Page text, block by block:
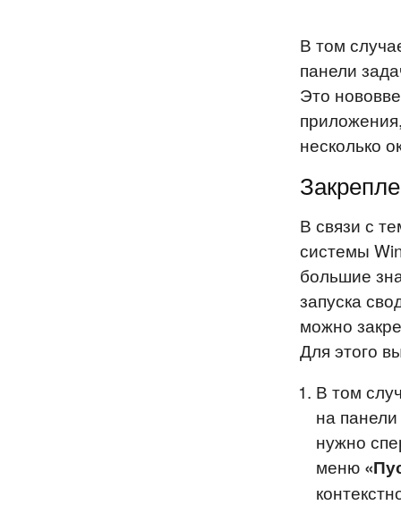
В том
панели
Это
несколько
В связи с
системы
большие
запуска
можно
Для этого
В том
на
нужно
меню